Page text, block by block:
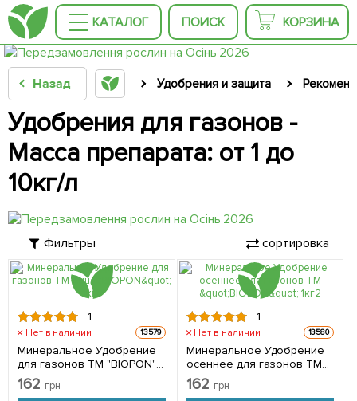
КАТАЛОГ ПОИСК КОРЗИНА
Назад Удобрения и защита
Удобрения для газонов -
Масса препарата: от 1 до
10кг/л
Фильтры сортировка
1
Нет в наличии 13579
Минеральное Удобрение
для газонов ТМ "BIOPON"
1кг
162 грн
1
Нет в наличии 13580
Минеральное Удобрение
осеннее для газонов ТМ
"BIOPON" 1кг
162 грн